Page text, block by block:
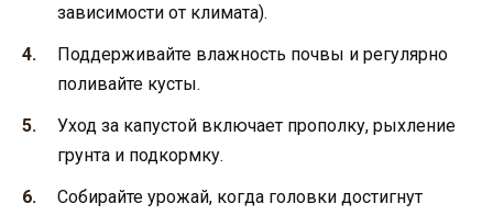
зависимости от климата).
Поддерживайте влажность почвы и регулярно
поливайте кусты.
Уход за капустой включает прополку, рыхление
грунта и подкормку.
Собирайте урожай, когда головки достигнут